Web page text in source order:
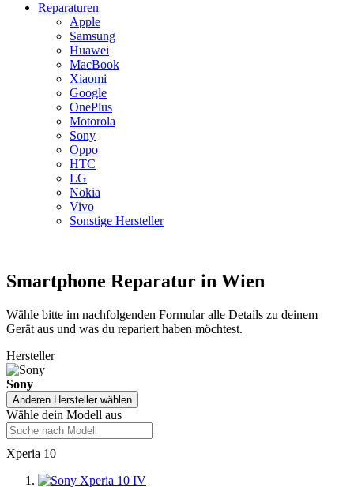
Reparaturen
Apple
Samsung
Huawei
MacBook
Xiaomi
Google
OnePlus
Motorola
Sony
Oppo
HTC
LG
Nokia
Vivo
Sonstige Hersteller
Smartphone Reparatur in Wien
Wähle bitte im nachfolgenden Formular alle Details zu deinem
Gerät aus und was du repariert haben möchtest.
Hersteller
Sony
Anderen Hersteller wählen
Wähle dein Modell aus
Xperia 10